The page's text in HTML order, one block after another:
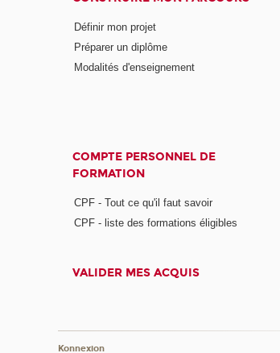
Définir mon projet
Préparer un diplôme
Modalités d'enseignement
COMPTE PERSONNEL DE
FORMATION
CPF - Tout ce qu'il faut savoir
CPF - liste des formations éligibles
VALIDER MES ACQUIS
Konnexion